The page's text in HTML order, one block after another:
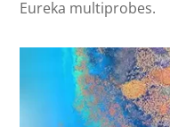
Eureka multiprobes.